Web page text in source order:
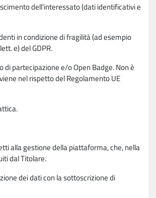
dell'interessato (dati identificativi e
in condizione di fragilità (ad esempio
e) del GDPR.
partecipazione e/o Open Badge. Non è
nel rispetto del Regolamento UE
alla gestione della piattaforma, che, nella
dal Titolare.
dei dati con la sottoscrizione di